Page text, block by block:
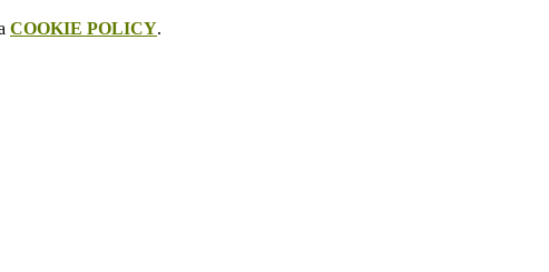
COOKIE POLICY.